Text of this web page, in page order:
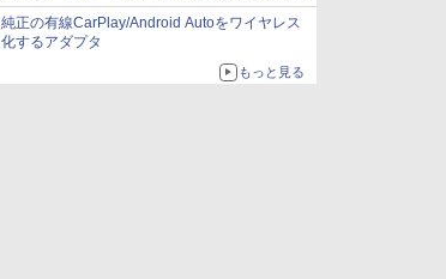
から
純正の有線CarPlay/Android Autoをワイヤレス
化するアダプタ
もっと見る